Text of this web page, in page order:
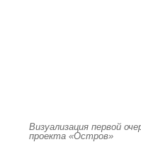
Визуализация первой
проекта «Остров»